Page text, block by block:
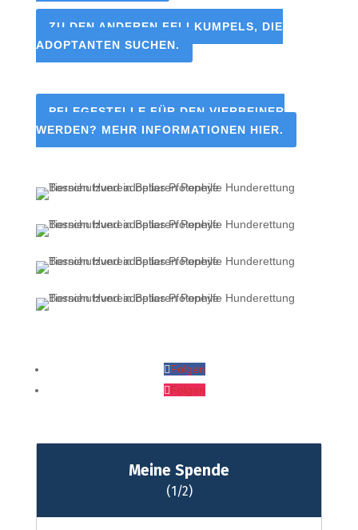
ZU DEN ANDEREN FELLKUMPELS, DIE
ADOPTANTEN SUCHEN.
PFLEGESTELLE FÜR DEN VIERBEINER
WERDEN? MEHR INFORMATIONEN HIER.
Folgen
Folgen